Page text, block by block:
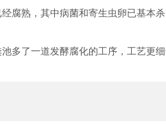
腐熟，其中病菌和寄生虫卵已基本
多了一道发酵腐化的工序，工艺更